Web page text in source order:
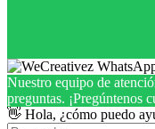
Nuestro equipo de
preguntas. ¡Pregúntenos
👋 Hola, ¿cómo puedo